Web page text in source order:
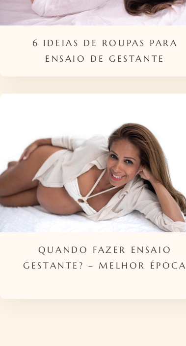
6 IDEIAS DE ROUPAS PARA
ENSAIO DE GESTANTE
QUANDO FAZER ENSAIO
GESTANTE? – MELHOR ÉPOCA